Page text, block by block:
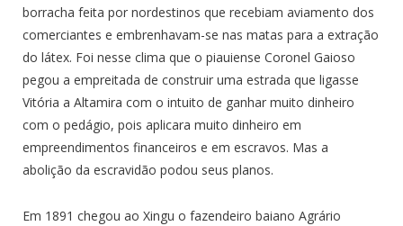
borracha feita por nordestinos que recebiam aviamento dos
comerciantes e embrenhavam-se nas matas para a extração
do látex. Foi nesse clima que o piauiense Coronel Gaioso
pegou a empreitada de construir uma estrada que ligasse
Vitória a Altamira com o intuito de ganhar muito dinheiro
com o pedágio, pois aplicara muito dinheiro em
empreendimentos financeiros e em escravos. Mas a
abolição da escravidão podou seus planos.
Em 1891 chegou ao Xingu o fazendeiro baiano Agrário